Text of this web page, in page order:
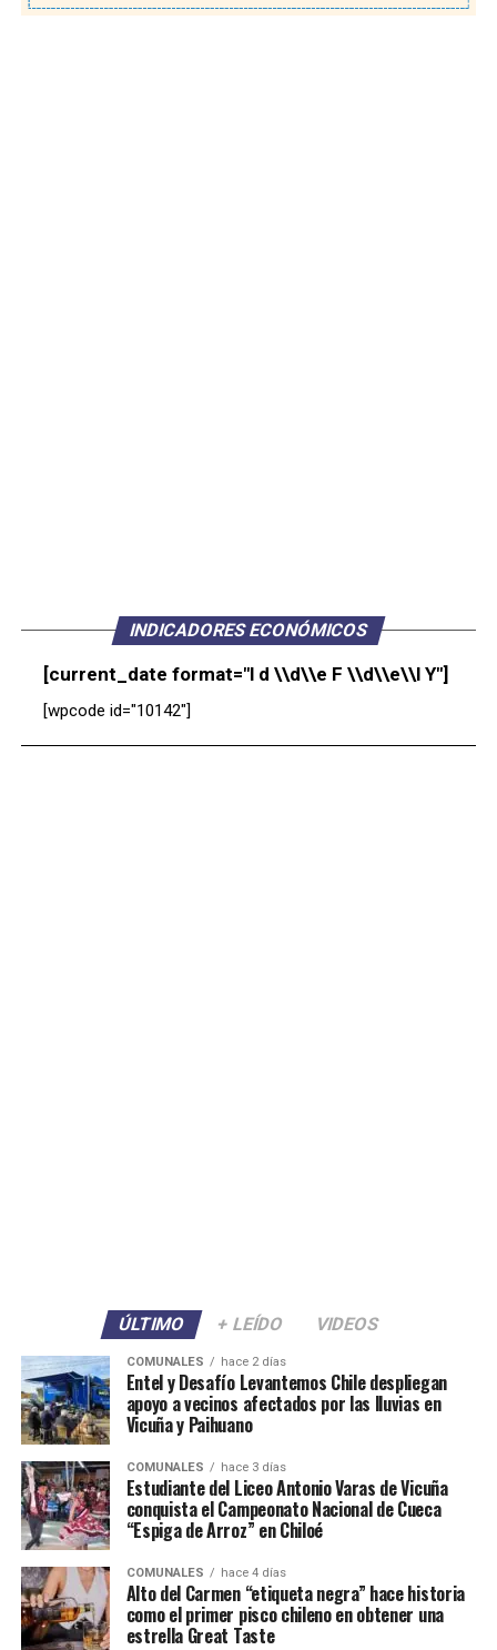
INDICADORES ECONÓMICOS
[current_date format="l d \\d\\e F \\d\\e\\l Y"]
[wpcode id="10142"]
ÚLTIMO + LEÍDO VIDEOS
COMUNALES hace 2 días
Entel y Desafío Levantemos Chile despliegan
apoyo a vecinos afectados por las lluvias en
Vicuña y Paihuano
COMUNALES hace 3 días
Estudiante del Liceo Antonio Varas de Vicuña
conquista el Campeonato Nacional de Cueca
“Espiga de Arroz” en Chiloé
COMUNALES hace 4 días
Alto del Carmen “etiqueta negra” hace historia
como el primer pisco chileno en obtener una
estrella Great Taste